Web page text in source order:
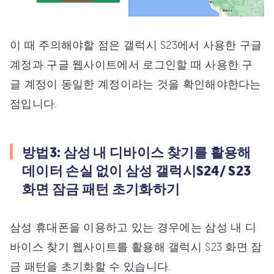
이 때 주의해야할 점은 갤럭시 S23에서 사용한 구글
계정과 구글 웹사이트에서 로그인할 때 사용한 구
글 계정이 동일한 계정이라는 것을 확인해야한다는
점입니다.
방법3: 삼성 내 디바이스 찾기를 활용해
데이터 손실 없이 삼성 갤럭시S24/ S23
화면 잠금 패턴 초기화하기
삼성 휴대폰을 이용하고 있는 경우에는 삼성 내 디
바이스 찾기 웹사이트를 활용해 갤럭시 S23 화면 잠
금 패턴을 초기화할 수 있습니다.